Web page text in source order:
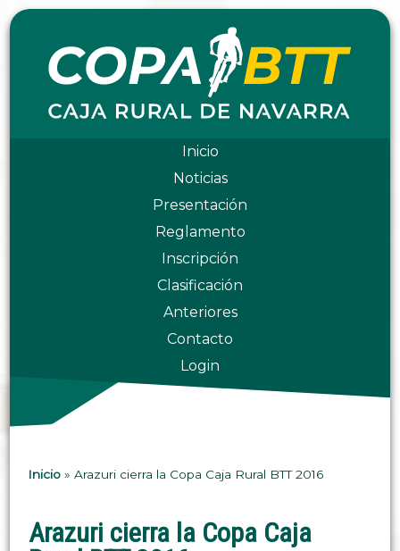
Inicio
Noticias
Presentación
Reglamento
Inscripción
Clasificación
Anteriores
Contacto
Login
Inicio »Arazuri cierra la Copa Caja Rural BTT 2016
Arazuri cierra la Copa Caja